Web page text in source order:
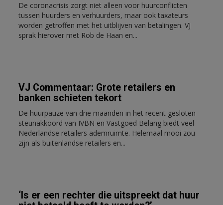
De coronacrisis zorgt niet alleen voor huurconflicten
tussen huurders en verhuurders, maar ook taxateurs
worden getroffen met het uitblijven van betalingen. VJ
sprak hierover met Rob de Haan en...
VJ Commentaar: Grote retailers en
banken schieten tekort
De huurpauze van drie maanden in het recent gesloten
steunakkoord van IVBN en Vastgoed Belang biedt veel
Nederlandse retailers ademruimte. Helemaal mooi zou
zijn als buitenlandse retailers en...
‘Is er een rechter die uitspreekt dat huur